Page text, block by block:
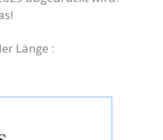
Länge :